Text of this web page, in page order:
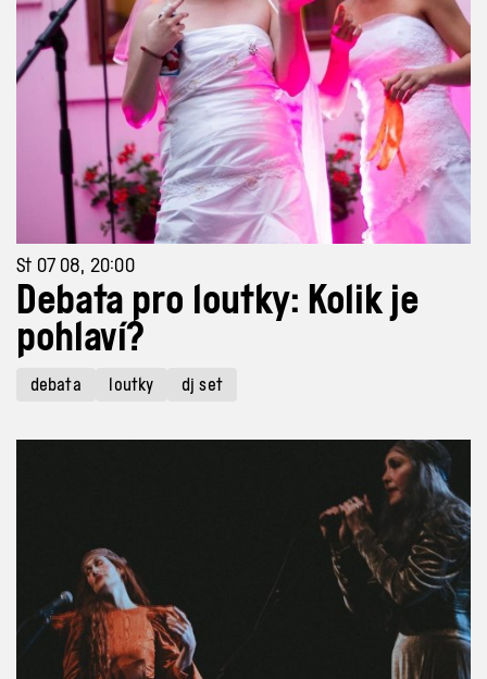
St 07 08, 20:00
Debata pro loutky: Kolik je
pohlaví?
debata loutky dj set